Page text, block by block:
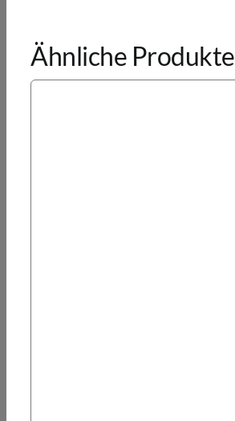
Ähnliche Produkte